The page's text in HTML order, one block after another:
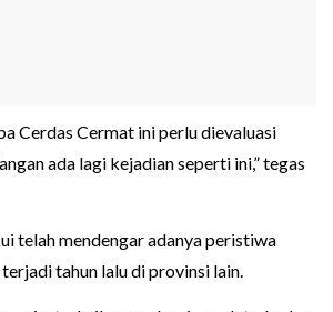
Cerdas Cermat ini perlu dievaluasi
ada lagi kejadian seperti ini,” tegas
telah mendengar adanya peristiwa
tahun lalu di provinsi lain.